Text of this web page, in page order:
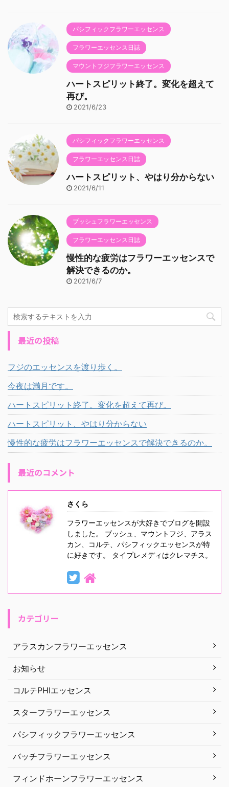
パシフィックフラワーエッセンス
フラワーエッセンス日誌
マウントフジフラワーエッセンス
ハートスピリット終了。変化を超えて
再び。
2021/6/23
パシフィックフラワーエッセンス
フラワーエッセンス日誌
ハートスピリット、やはり分からない
2021/6/11
ブッシュフラワーエッセンス
フラワーエッセンス日誌
慢性的な疲労はフラワーエッセンスで
解決できるのか。
2021/6/7
最近の投稿
フジのエッセンスを渡り歩く。
今夜は満月です。
ハートスピリット終了。変化を超えて再び。
ハートスピリット、やはり分からない
慢性的な疲労はフラワーエッセンスで解決できるのか。
最近のコメント
さくら
フラワーエッセンスが大好きでブログを開設
しました。 ブッシュ、マウントフジ、アラス
カン、コルテ、パシフィックエッセンスが特
に好きです。 タイプレメディはクレマチス。
カテゴリー
アラスカンフラワーエッセンス
お知らせ
コルテPHIエッセンス
スターフラワーエッセンス
パシフィックフラワーエッセンス
バッチフラワーエッセンス
フィンドホーンフラワーエッセンス